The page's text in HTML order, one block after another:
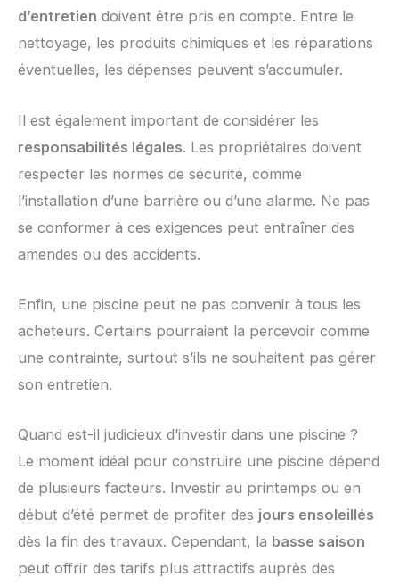
d’entretien doivent être pris en compte. Entre le
nettoyage, les produits chimiques et les réparations
éventuelles, les dépenses peuvent s’accumuler.
Il est également important de considérer les
responsabilités légales. Les propriétaires doivent
respecter les normes de sécurité, comme
l’installation d’une barrière ou d’une alarme. Ne pas
se conformer à ces exigences peut entraîner des
amendes ou des accidents.
Enfin, une piscine peut ne pas convenir à tous les
acheteurs. Certains pourraient la percevoir comme
une contrainte, surtout s’ils ne souhaitent pas gérer
son entretien.
Quand est-il judicieux d’investir dans une piscine ?
Le moment idéal pour construire une piscine dépend
de plusieurs facteurs. Investir au printemps ou en
début d’été permet de profiter des jours ensoleillés
dès la fin des travaux. Cependant, la basse saison
peut offrir des tarifs plus attractifs auprès des